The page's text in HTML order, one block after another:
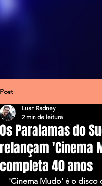
Post
Os Paralamas do
relançam 'Cinema
completa 40 anos
Luan Radney
2 min de leitura
'Cinema Mudo' é o disco